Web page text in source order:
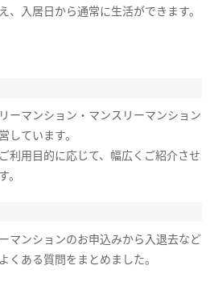
、入居日から通常に生活ができます。
ーマンション・マンスリーマンション
しています。
利用目的に応じて、幅広くご紹介させ
。
マンションのお申込みから入退去など
くある質問をまとめました。